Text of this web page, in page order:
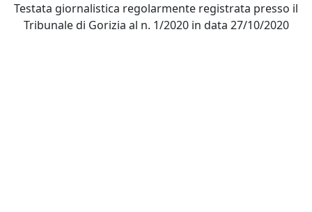
Testata giornalistica regolarmente registrata presso il
Tribunale di Gorizia al n. 1/2020 in data 27/10/2020